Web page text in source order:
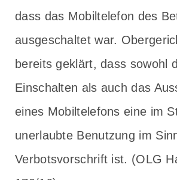
dass das Mobiltelefon des
ausgeschaltet war.
bereits geklärt, dass sowohl
Einschalten als auch das
eines Mobiltelefons eine im
unerlaubte Benutzung im
Verbotsvorschrift ist. (OLG